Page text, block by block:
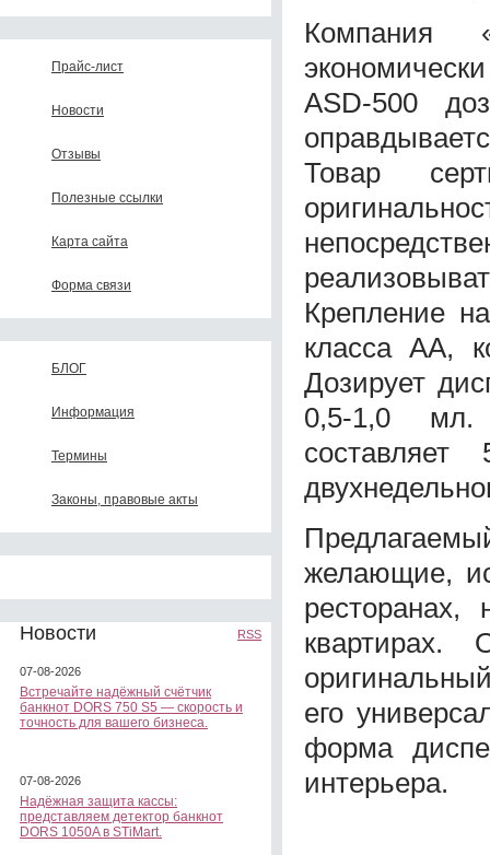
Прайс-лист
Новости
Отзывы
Полезные ссылки
Карта сайта
Форма связи
БЛОГ
Информация
Термины
Законы, правовые акты
Новости RSS
07-08-2026
Встречайте надёжный счётчик
банкнот DORS 750 S5 — скорость и
точность для вашего бизнеса.
07-08-2026
Надёжная защита кассы:
представляем детектор банкнот
DORS 1050A в STiMart.
Компания
ASD-500
Товар
Крепление
класса АА,
Дозирует
0,5-1,0 мл.
желающие,
его
форма
интерьера.